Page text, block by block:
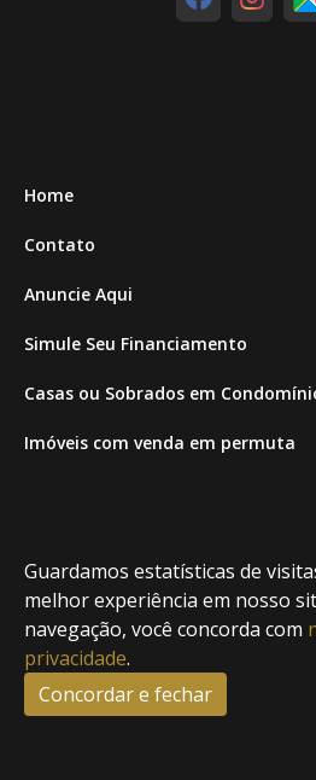
Guardamos estatísticas de
melhor experiência em nosso
navegação, você concorda com
privacidade.
Concordar e fechar
Home
Contato
Anuncie Aqui
Simule Seu Financiamento
Casas ou Sobrados em
Imóveis com venda em permuta
Casa com piscina
Apartamento com piscina
Condomínio fechado